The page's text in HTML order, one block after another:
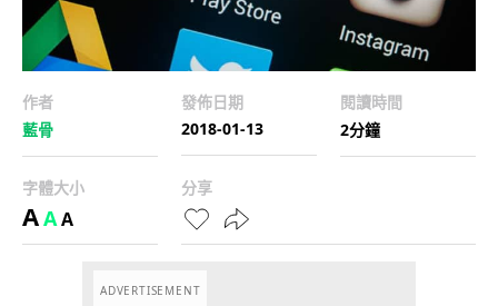
作者
藍骨
發佈日期
2018-01-13
閱讀時間
2分鐘
字體大小
AAA
分享
ADVERTISEMENT